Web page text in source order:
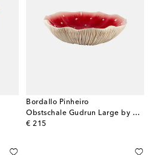
Bordallo Pinheiro
Obstschale Gudrun Large by Claudia Schiffer
€ 215
original price